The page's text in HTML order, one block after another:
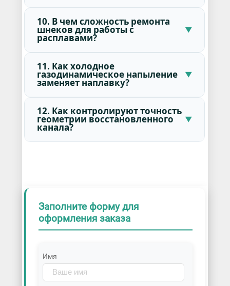
10. В чем сложность ремонта
шнеков для работы с
расплавами?
11. Как холодное
газодинамическое напыление
заменяет наплавку?
12. Как контролируют точность
геометрии восстановленного
канала?
Заполните форму для
оформления заказа
Имя